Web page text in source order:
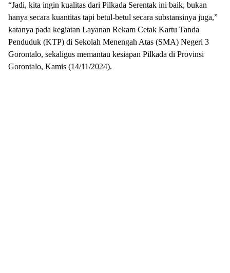
“Jadi, kita ingin kualitas dari Pilkada Serentak ini baik, bukan
hanya secara kuantitas tapi betul-betul secara substansinya juga,”
katanya pada kegiatan Layanan Rekam Cetak Kartu Tanda
Penduduk (KTP) di Sekolah Menengah Atas (SMA) Negeri 3
Gorontalo, sekaligus memantau kesiapan Pilkada di Provinsi
Gorontalo, Kamis (14/11/2024).